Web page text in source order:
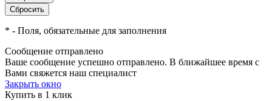
* - Поля, обязательные для заполнения
Сообщение отправлено
Ваше сообщение успешно отправлено. В ближайшее время с
Вами свяжется наш специалист
Закрыть окно
Купить в 1 клик